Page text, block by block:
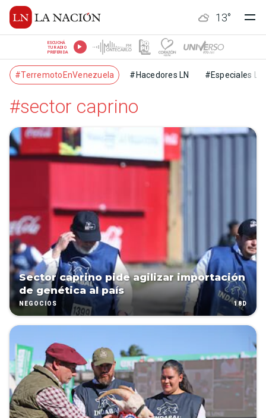
13°
ESCUCHÁ
TU RADIO
PREFERIDA
#TerremotoEnVenezuela #Hacedores LN #Especiales LN
#sector caprino
Sector caprino pide agilizar importación
de genética al país
NEGOCIOS 18D